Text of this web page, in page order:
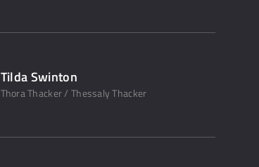
Tilda Swinton
Thora Thacker / Thessaly Thacker